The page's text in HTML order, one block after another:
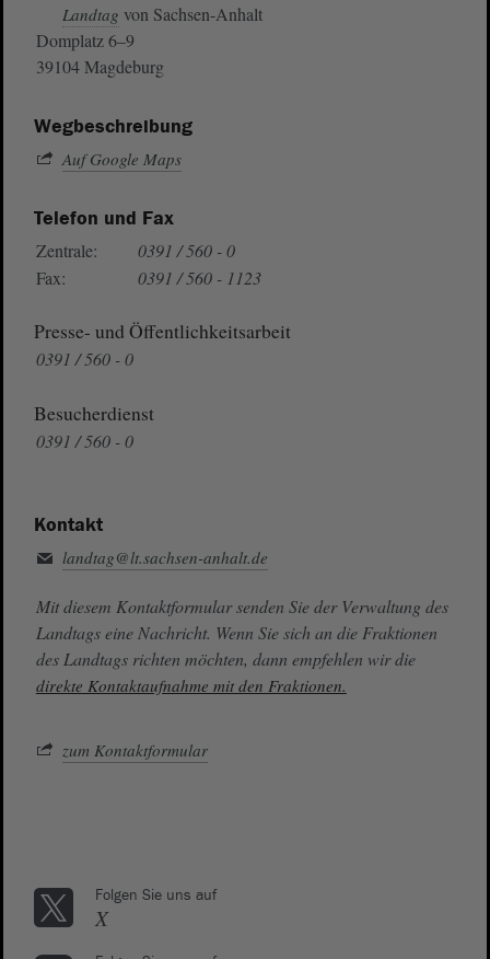
Landtag von Sachsen-Anhalt
Domplatz 6–9
39104 Magdeburg
Wegbeschreibung
Auf Google Maps
Telefon und Fax
Zentrale:
0391 / 560 - 0
Fax:
0391 / 560 - 1123
Presse- und Öffentlichkeitsarbeit
0391 / 560 - 0
Besucherdienst
0391 / 560 - 0
Kontakt
landtag@lt.sachsen-anhalt.de
Mit diesem Kontaktformular senden Sie der Verwaltung des
Landtags eine Nachricht. Wenn Sie sich an die Fraktionen
des Landtags richten möchten, dann empfehlen wir die
direkte Kontaktaufnahme mit den Fraktionen.
zum Kontaktformular
Folgen Sie uns auf
X